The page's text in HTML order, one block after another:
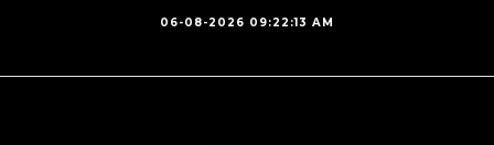
06-08-2026 09:22:13 AM